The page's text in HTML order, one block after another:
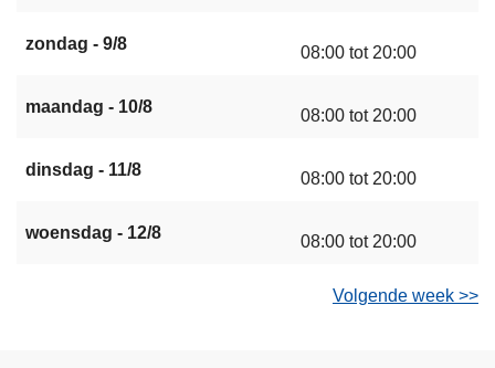
zondag - 9/8 08:00 tot 20:00
maandag - 10/8 08:00 tot 20:00
dinsdag - 11/8 08:00 tot 20:00
woensdag - 12/8 08:00 tot 20:00
Volgende week >>